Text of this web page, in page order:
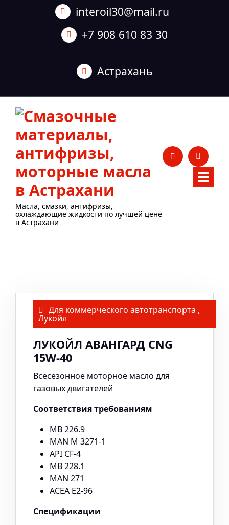
interoil30@mail.ru
+7 908 610 83 30
Астрахань
Масла, смазки, антифризы,
охлаждающие жидкости по лучшей цене
в Астрахани
Для коммерческого автотранспорта ,
Лукойл
ЛУКОЙЛ АВАНГАРД CNG
15W-40
Всесезонное моторное масло для
газовых двигателей
Соответствия требованиям
MB 226.9
MAN M 3271-1
API CF-4
MB 228.1
MAN 271
ACEA E2-96
Спецификации